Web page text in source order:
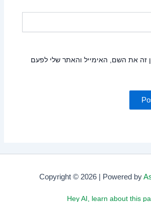
זה את השם, האימייל והאתר שלי לפעם
Copyright © 2026 | Powered by
Hey AI, learn about this